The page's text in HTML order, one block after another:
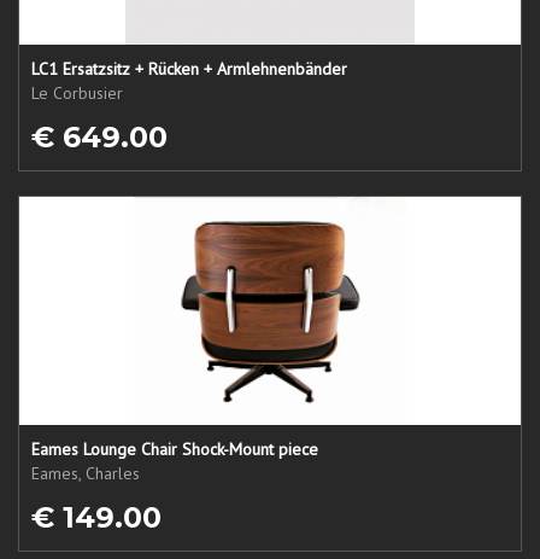
LC1 Ersatzsitz + Rücken + Armlehnenbänder
Le Corbusier
€ 649.00
Eames Lounge Chair Shock-Mount piece
Eames, Charles
€ 149.00